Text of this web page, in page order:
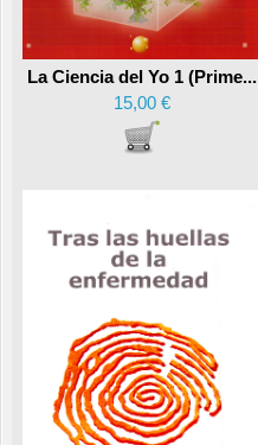
La Ciencia del Yo 1 (Prime...
15,00 €